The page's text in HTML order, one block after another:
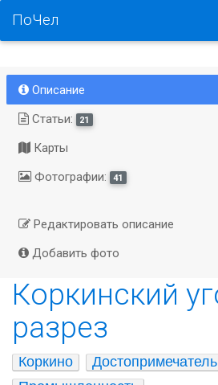
ПоЧел
Описание
Статьи:
21
Карты
Фотографии:
41
Редактировать описание
Добавить фото
Коркинский
разрез
Коркино